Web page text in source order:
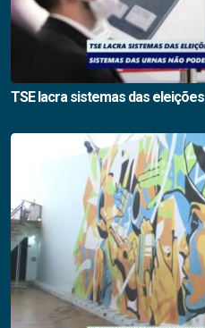
TSE lacra sistemas das eleições